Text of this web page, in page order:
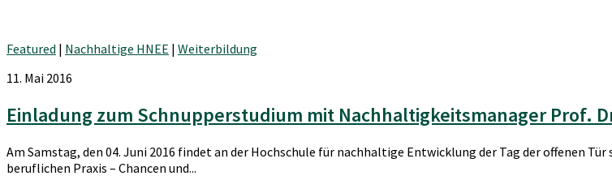
Featured | Nachhaltige HNEE | Weiterbildung
11. Mai 2016
Einladung zum Schnupperstudium mit Nachhaltigkeitsmanager Prof.
Am Samstag, den 04. Juni 2016 findet an der Hochschule für nachhaltige Entwicklung der Tag der offenen
beruflichen Praxis – Chancen und...